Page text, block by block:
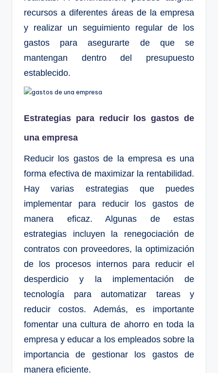
recursos a diferentes áreas de la empresa
y realizar un seguimiento regular de los
gastos para asegurarte de que se
mantengan dentro del presupuesto
establecido.
Estrategias para reducir los gastos de
una empresa
Reducir los gastos de la empresa es una
forma efectiva de maximizar la rentabilidad.
Hay varias estrategias que puedes
implementar para reducir los gastos de
manera eficaz. Algunas de estas
estrategias incluyen la renegociación de
contratos con proveedores, la optimización
de los procesos internos para reducir el
desperdicio y la implementación de
tecnología para automatizar tareas y
reducir costos. Además, es importante
fomentar una cultura de ahorro en toda la
empresa y educar a los empleados sobre la
importancia de gestionar los gastos de
manera eficiente.